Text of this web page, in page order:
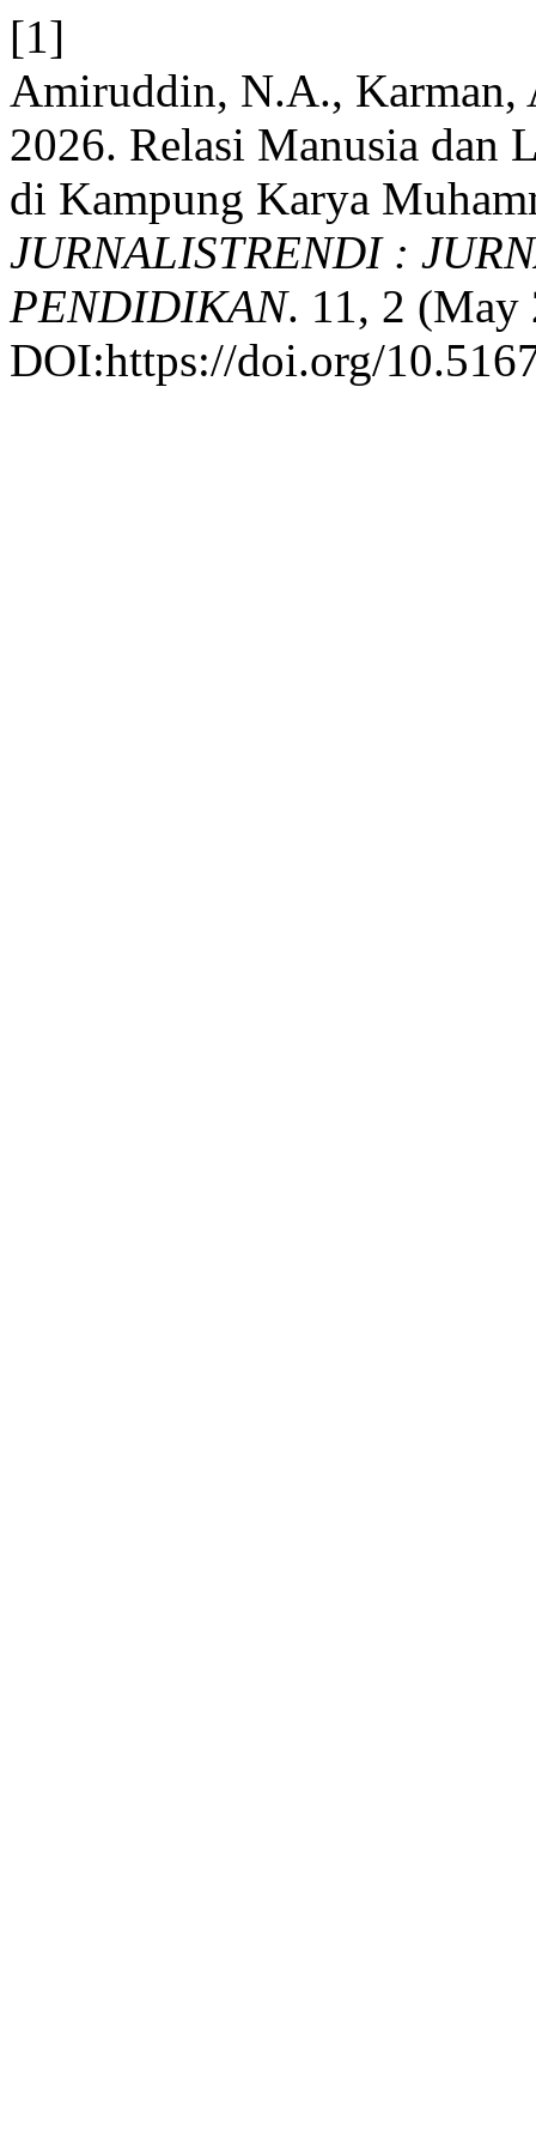
[1]
Amiruddin, N.A., Karman,
2026. Relasi Manusia dan
di Kampung Karya
JURNALISTRENDI :
PENDIDIKAN. 11, 2 (May
DOI:https://doi.org/